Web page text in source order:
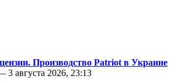
Производство Patriot в Украине
3 августа 2026, 23:13